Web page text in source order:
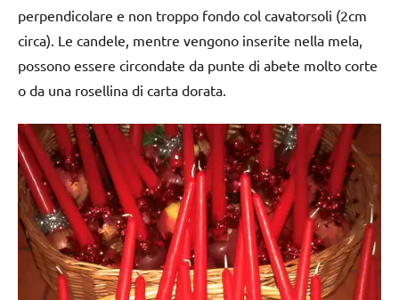
perpendicolare e non troppo fondo col cavatorsoli (2cm
circa). Le candele, mentre vengono inserite nella mela,
possono essere circondate da punte di abete molto corte
o da una rosellina di carta dorata.